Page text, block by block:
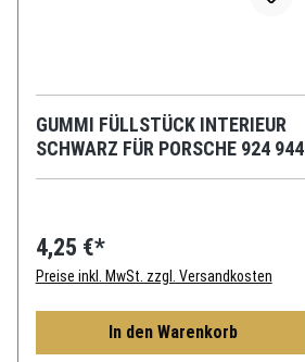
GUMMI FÜLLSTÜCK INTERIEUR
SCHWARZ FÜR PORSCHE 924 944
4,25 €*
Preise inkl. MwSt. zzgl. Versandkosten
In den Warenkorb